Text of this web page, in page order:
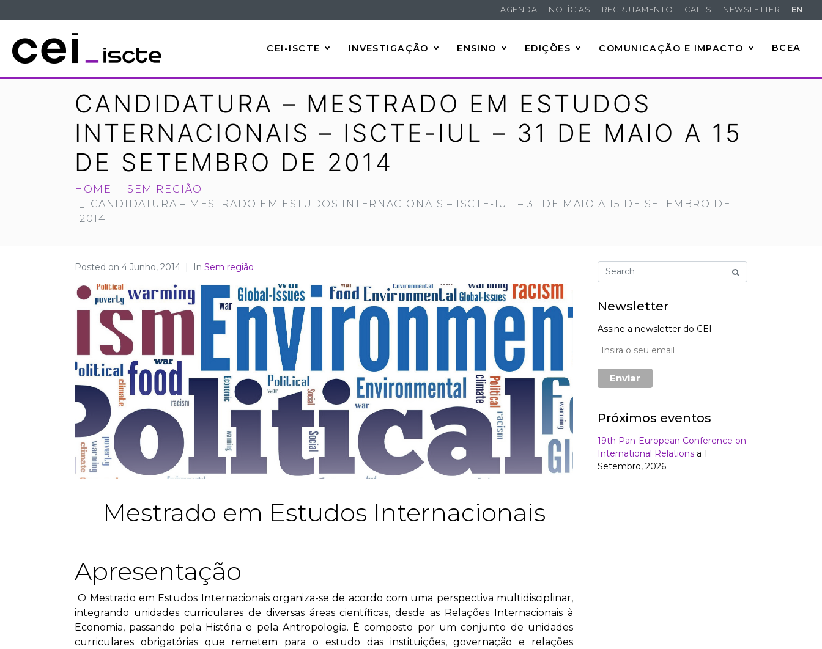
AGENDA NOTÍCIAS RECRUTAMENTO CALLS NEWSLETTER EN
CEI-ISCTE INVESTIGAÇÃO ENSINO EDIÇÕES COMUNICAÇÃO E IMPACTO BCEA
CANDIDATURA – MESTRADO EM ESTUDOS
INTERNACIONAIS – ISCTE-IUL – 31 DE MAIO A 15
DE SETEMBRO DE 2014
HOME
SEM REGIÃO
CANDIDATURA – MESTRADO EM ESTUDOS INTERNACIONAIS – ISCTE-IUL – 31 DE MAIO A 15 DE SETEMBRO DE
2014
Posted on 4 Junho, 2014 In Sem região
Mestrado em Estudos Internacionais
Apresentação
O Mestrado em Estudos Internacionais organiza-se de acordo com uma perspectiva multidisciplinar,
integrando unidades curriculares de diversas áreas científicas, desde as Relações Internacionais à
Economia, passando pela História e pela Antropologia. É composto por um conjunto de unidades
curriculares obrigatórias que remetem para o estudo das instituições, governação e relações
Newsletter
Assine a newsletter do CEI
Próximos eventos
19th Pan-European Conference on
International Relations a 1
Setembro, 2026